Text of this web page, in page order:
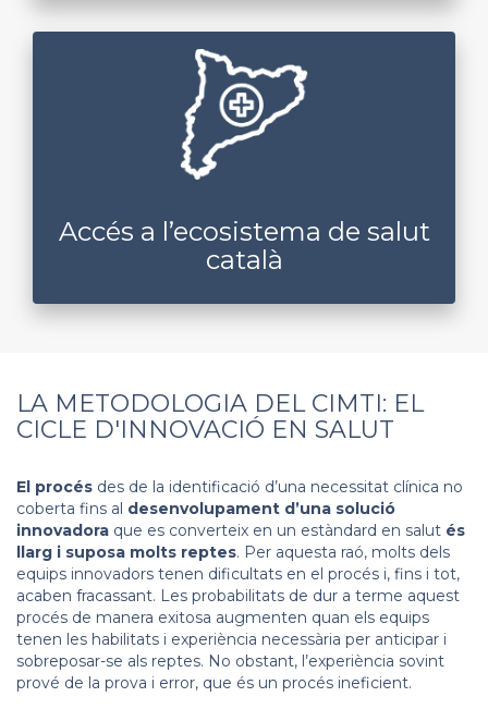
Accés a l’ecosistema de salut
català
Accés a l’ecosistema de salut
català
LA METODOLOGIA DEL CIMTI: EL
CICLE D'INNOVACIÓ EN SALUT
El procés des de la identificació d’una necessitat clínica no
coberta fins al desenvolupament d’una solució
innovadora que es converteix en un estàndard en salut és
llarg i suposa molts reptes. Per aquesta raó, molts dels
equips innovadors tenen dificultats en el procés i, fins i tot,
acaben fracassant. Les probabilitats de dur a terme aquest
procés de manera exitosa augmenten quan els equips
tenen les habilitats i experiència necessària per anticipar i
sobreposar-se als reptes. No obstant, l’experiència sovint
prové de la prova i error, que és un procés ineficient.